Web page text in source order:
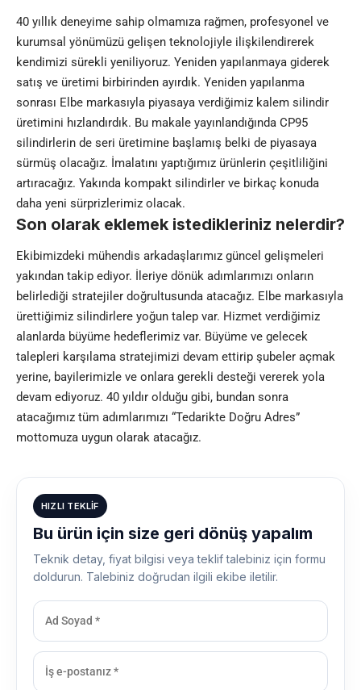
40 yıllık deneyime sahip olmamıza rağmen, profesyonel ve
kurumsal yönümüzü gelişen teknolojiyle ilişkilendirerek
kendimizi sürekli yeniliyoruz. Yeniden yapılanmaya giderek
satış ve üretimi birbirinden ayırdık. Yeniden yapılanma
sonrası Elbe markasıyla piyasaya verdiğimiz kalem silindir
üretimini hızlandırdık. Bu makale yayınlandığında CP95
silindirlerin de seri üretimine başlamış belki de piyasaya
sürmüş olacağız. İmalatını yaptığımız ürünlerin çeşitliliğini
artıracağız. Yakında kompakt silindirler ve birkaç konuda
daha yeni sürprizlerimiz olacak.
Son olarak eklemek istedikleriniz nelerdir?
Ekibimizdeki mühendis arkadaşlarımız güncel gelişmeleri
yakından takip ediyor. İleriye dönük adımlarımızı onların
belirlediği stratejiler doğrultusunda atacağız. Elbe markasıyla
ürettiğimiz silindirlere yoğun talep var. Hizmet verdiğimiz
alanlarda büyüme hedeflerimiz var. Büyüme ve gelecek
talepleri karşılama stratejimizi devam ettirip şubeler açmak
yerine, bayilerimizle ve onlara gerekli desteği vererek yola
devam ediyoruz. 40 yıldır olduğu gibi, bundan sonra
atacağımız tüm adımlarımızı “Tedarikte Doğru Adres”
mottomuza uygun olarak atacağız.
HIZLI TEKLIF
Bu ürün için size geri dönüş yapalım
Teknik detay, fiyat bilgisi veya teklif talebiniz için formu
doldurun. Talebiniz doğrudan ilgili ekibe iletilir.